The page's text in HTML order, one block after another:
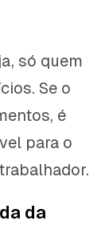
só quem
Se o
é
para o
da